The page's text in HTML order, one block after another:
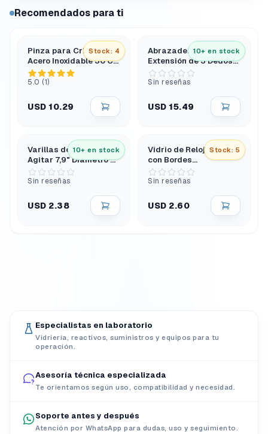
Recomendados para ti
Stock: 4
Pinza para Crisol de
Acero Inoxidable 30 Cm
Tipo Arco Extra Larga
5.0 (1)
USD 10.29
10+ en stock
Abrazadera de
Extensión de 3 Dedos
con Puntas de Pvc y
Cabezal Giratorio
Sin reseñas
USD 15.49
10+ en stock
Varillas de Vidrio para
Agitar 7,9" Diámetro 6
Mm Extremos
Redondeados
Sin reseñas
USD 2.38
Stock: 5
Vidrio de Reloj 10 Cm
con Bordes
Esmerilados y Pulidos
Sin reseñas
USD 2.60
Especialistas en laboratorio
Vidriería, reactivos, suministros y equipos para tu
operación.
Asesoría técnica especializada
Te orientamos según uso, compatibilidad y necesidad.
Soporte antes y después
Atención por WhatsApp para dudas, uso y seguimiento.